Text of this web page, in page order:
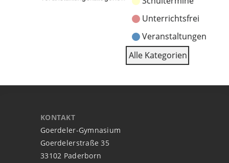
Unterrichtsfrei
Veranstaltungen
Alle Kategorien
KONTAKT
Goerdeler-Gymnasium
Goerdelerstraße 35
33102 Paderborn